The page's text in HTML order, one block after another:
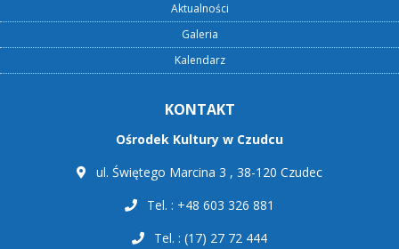
Aktualności
Galeria
Kalendarz
KONTAKT
Ośrodek Kultury w Czudcu
ul. Świętego Marcina 3 , 38-120 Czudec
Tel. : +48 603 326 881
Tel. : (17) 27 72 444